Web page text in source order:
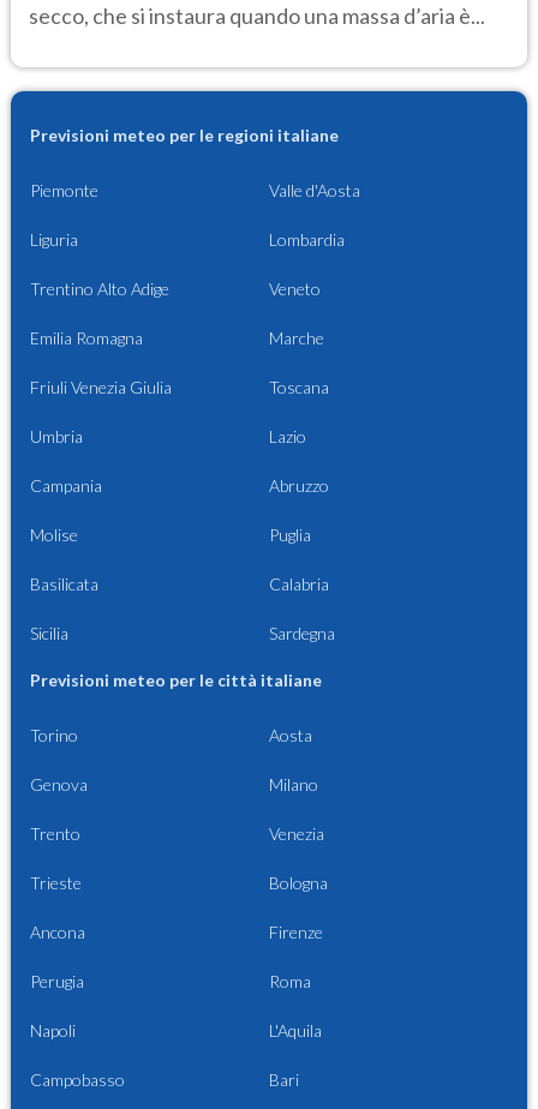
secco, che si instaura quando una massa d’aria è...
Previsioni meteo per le regioni italiane
Piemonte Valle d'Aosta
Liguria Lombardia
Trentino Alto Adige Veneto
Emilia Romagna Marche
Friuli Venezia Giulia Toscana
Umbria Lazio
Campania Abruzzo
Molise Puglia
Basilicata Calabria
Sicilia Sardegna
Previsioni meteo per le città italiane
Torino Aosta
Genova Milano
Trento Venezia
Trieste Bologna
Ancona Firenze
Perugia Roma
Napoli L'Aquila
Campobasso Bari